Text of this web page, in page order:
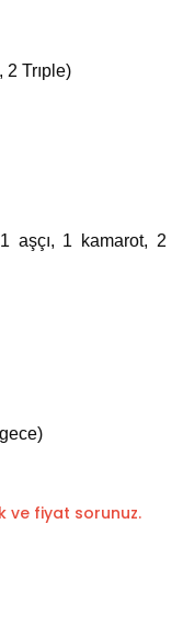
2 Trıple)
aşçı, 1 kamarot, 2
ve fiyat sorunuz.